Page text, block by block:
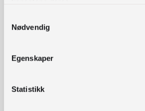
Nødvendig
Egenskaper
Statistikk